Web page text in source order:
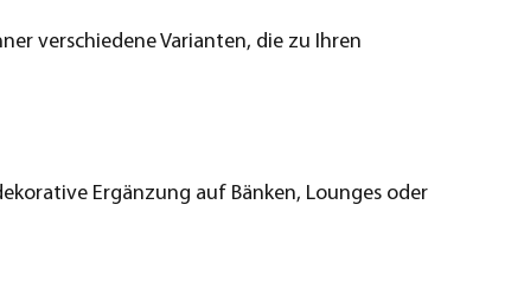
verschiedene Varianten, die zu Ihren
Ergänzung auf Bänken, Lounges oder